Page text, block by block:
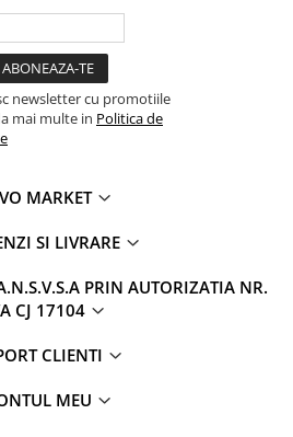
newsletter cu promotiile
mai multe in Politica de
MARKET
SI LIVRARE
PRIN AUTORIZATIA NR.
CJ 17104
CLIENTI
MEU